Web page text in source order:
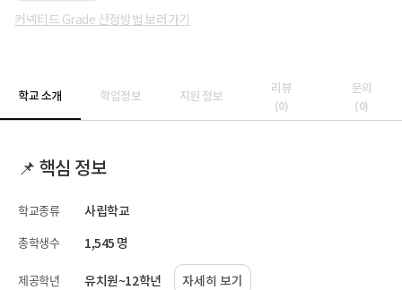
커넥티드 Grade 산정방법 보러가기
학교 소개 학업정보 지원 정보
리뷰
(0)
문의
(0)
📌 핵심 정보
학교종류 사립학교
총학생수 1,545 명
제공학년 유치원~12학년 자세히 보기